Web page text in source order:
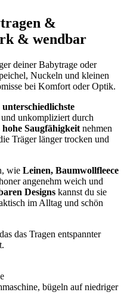
&
& wendbar
deiner Babytrage oder
Nuckeln und kleinen
bei Komfort oder Optik.
unkompliziert durch
hohe Saugfähigkeit nehmen
Träger länger trocken und
wie Leinen, Baumwollfleece
angenehm weich und
Designs kannst du sie
im Alltag und schön
das Tragen entspannter
bügeln auf niedriger